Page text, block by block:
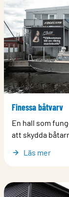
Finessa båtvarv
En hall som
att skydda
Läs mer